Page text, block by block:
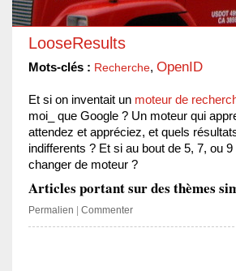
LooseResults
Mots-clés : Recherche, OpenID
Et si on inventait un moteur de
moi_ que Google ? Un moteur qui
attendez et appréciez, et quels
indifferents ? Et si au bout de 5, 7, ou
changer de moteur ?
Articles portant sur des thèmes
Permalien Commenter